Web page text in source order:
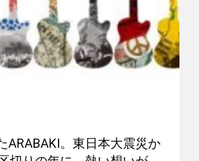
ARABAKI。東日本大震災か